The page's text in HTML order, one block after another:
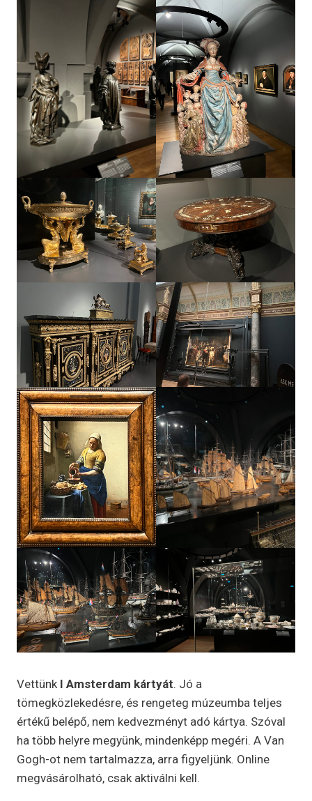
Vettünk I Amsterdam kártyát. Jó a
tömegközlekedésre, és rengeteg múzeumba teljes
értékű belépő, nem kedvezményt adó kártya. Szóval
ha több helyre megyünk, mindenképp megéri. A Van
Gogh-ot nem tartalmazza, arra figyeljünk. Online
megvásárolható, csak aktiválni kell.